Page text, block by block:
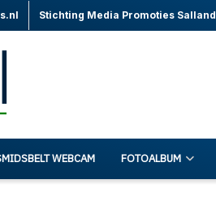
Stichting Media Promoties Salland
WEBCAM FOTOALBUM